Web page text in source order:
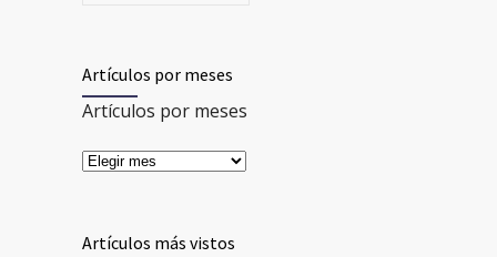
Artículos por meses
Artículos por meses
Artículos más vistos